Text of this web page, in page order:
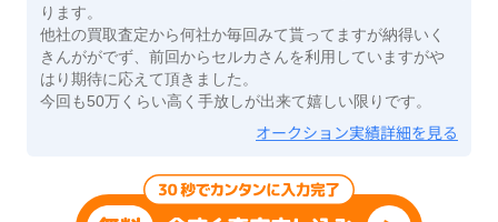
ります。
他社の買取査定から何社か毎回みて貰ってますが納得いく
きんががでず、前回からセルカさんを利用していますがや
はり期待に応えて頂きました。
今回も50万くらい高く手放しが出来て嬉しい限りです。
オークション実績詳細を見る